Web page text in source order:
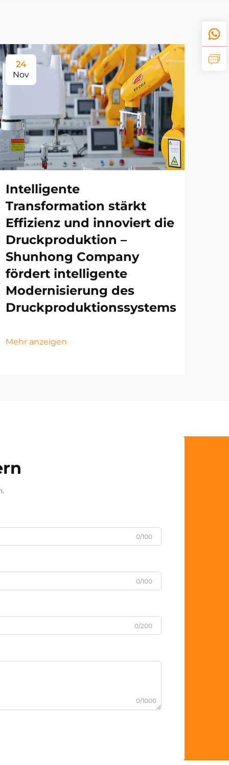
24
Nov
Intelligente
Transformation stärkt
Effizienz und innoviert die
Druckproduktion –
Shunhong Company
fördert intelligente
Modernisierung des
Druckproduktionssystems
Mehr anzeigen
0/100
0/100
0/200
0/1000